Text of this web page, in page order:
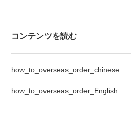
コンテンツを読む
how_to_overseas_order_chinese
how_to_overseas_order_English